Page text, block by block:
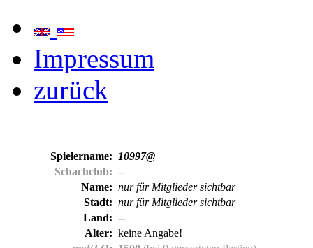
Impressum
zurück
Spielername:
10997@
Schachclub: --
Name: nur für Mitglieder sichtbar
Stadt: nur für Mitglieder sichtbar
Land: --
Alter: keine Angabe!